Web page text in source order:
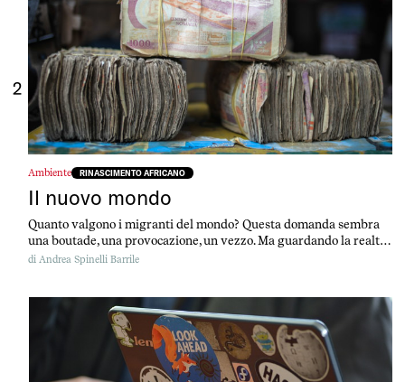
2
Ambiente RINASCIMENTO AFRICANO
Il nuovo mondo
Quanto valgono i migranti del mondo? Questa domanda sembra
una boutade, una provocazione, un vezzo. Ma guardando la realtà,
guardando i numeri, non è nulla di tutto ciò.
di Andrea Spinelli Barrile